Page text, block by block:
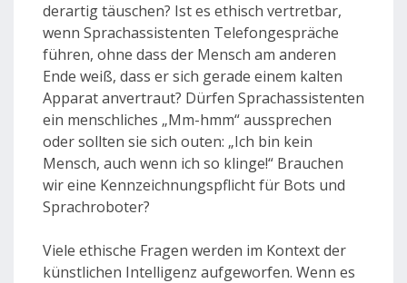
derartig täuschen? Ist es ethisch vertretbar,
wenn Sprachassistenten Telefongespräche
führen, ohne dass der Mensch am anderen
Ende weiß, dass er sich gerade einem kalten
Apparat anvertraut? Dürfen Sprachassistenten
ein menschliches „Mm-hmm“ aussprechen
oder sollten sie sich outen: „Ich bin kein
Mensch, auch wenn ich so klinge!“ Brauchen
wir eine Kennzeichnungspflicht für Bots und
Sprachroboter?
Viele ethische Fragen werden im Kontext der
künstlichen Intelligenz aufgeworfen. Wenn es